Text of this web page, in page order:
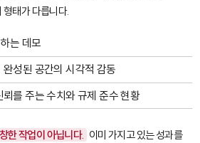
태가 다릅니다.
는 데모
성된 공간의 시각적 감동
를 주는 수치와 규제 준수 현황
한 작업이 아닙니다. 이미 가지고 있는 성과를